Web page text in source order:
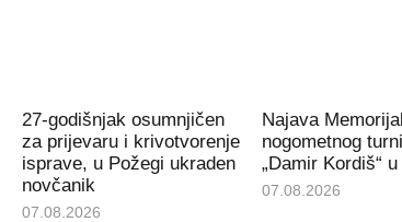
27-godišnjak osumnjičen
za prijevaru i krivotvorenje
isprave, u Požegi ukraden
novčanik
07.08.2026
Najava
nogometnog
„Damir Kordiš“
07.08.2026